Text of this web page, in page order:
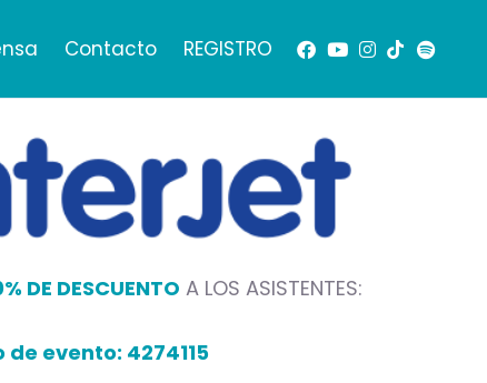
Contacto REGISTRO
DE DESCUENTO A LOS ASISTENTES:
de evento: 4274115